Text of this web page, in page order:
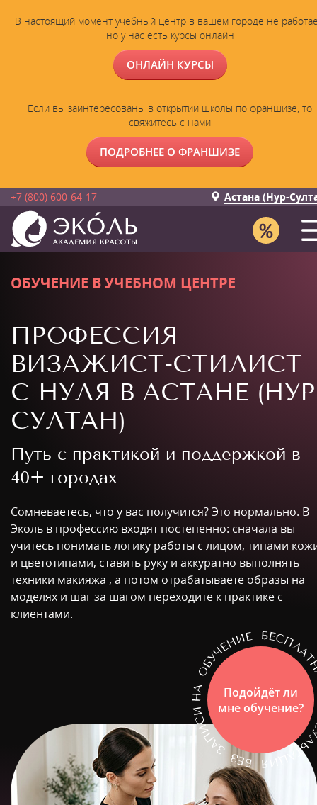
В настоящий момент учебный центр в вашем городе не
но у нас есть курсы онлайн
ОНЛАЙН КУРСЫ
Если вы заинтересованы в открытии школы по франшизе, то
свяжитесь с нами
ПОДРОБНЕЕ О ФРАНШИЗЕ
+7 (800) 600-64-17 Астана (Нур-
ОБУЧЕНИЕ В УЧЕБНОМ ЦЕНТРЕ
ПРОФЕССИЯ
ВИЗАЖИСТ-СТИЛИСТ
С НУЛЯ В АСТАНЕ
СУЛТАН)
Путь с практикой и поддержкой в
40+ городах
Сомневаетесь, что у вас получится? Это нормально. В
Эколь в профессию входят постепенно: сначала вы
учитесь понимать логику работы с лицом, типами
и цветотипами, ставить руку и аккуратно выполнять
техники макияжа , а потом отрабатываете образы на
моделях и шаг за шагом переходите к практике с
клиентами.
Подойдёт ли
мне обучение?